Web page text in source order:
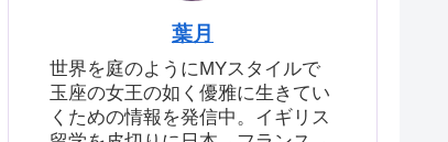
葉月
世界を庭のようにMYスタイルで
玉座の女王の如く優雅に生きてい
くための情報を発信中。イギリス